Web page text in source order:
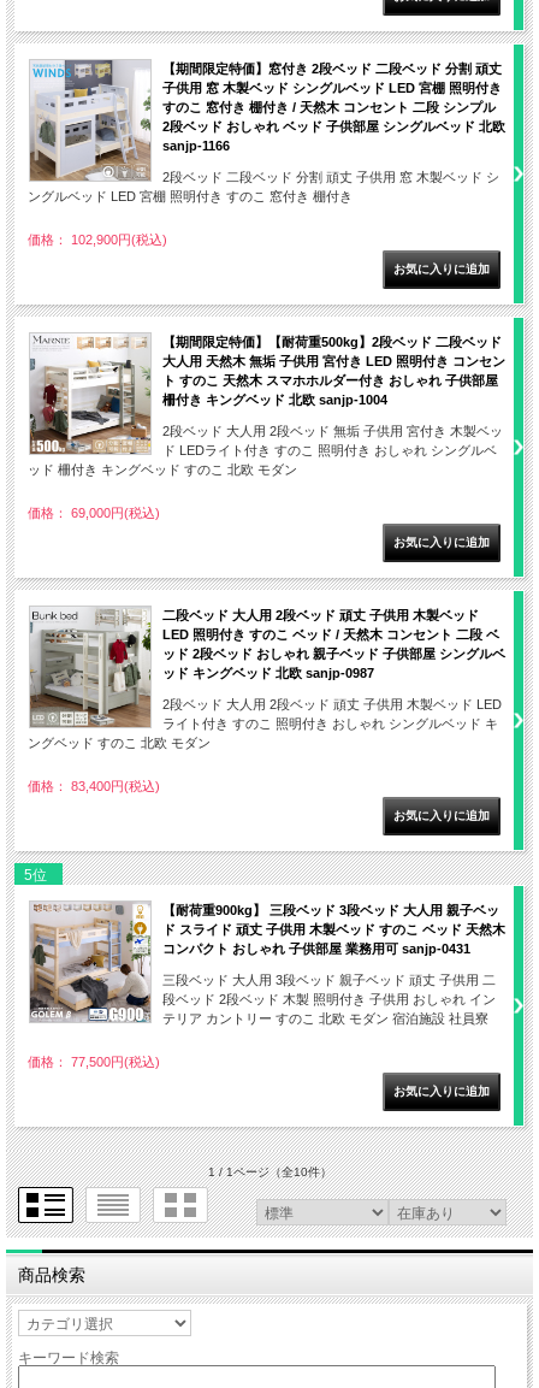
【期間限定特価】窓付き 2段ベッド 二段ベッド 分割 頑丈
子供用 窓 木製ベッド シングルベッド LED 宮棚 照明付き
すのこ 窓付き 棚付き / 天然木 コンセント 二段 シンプル
2段ベッド おしゃれ ベッド 子供部屋 シングルベッド 北欧
sanjp-1166
2段ベッド 二段ベッド 分割 頑丈 子供用 窓 木製ベッド シ
ングルベッド LED 宮棚 照明付き すのこ 窓付き 棚付き
価格： 102,900円(税込)
【期間限定特価】【耐荷重500kg】2段ベッド 二段ベッド
大人用 天然木 無垢 子供用 宮付き LED 照明付き コンセン
ト すのこ 天然木 スマホホルダー付き おしゃれ 子供部屋
柵付き キングベッド 北欧 sanjp-1004
2段ベッド 大人用 2段ベッド 無垢 子供用 宮付き 木製ベッ
ド LEDライト付き すのこ 照明付き おしゃれ シングルベ
ッド 柵付き キングベッド すのこ 北欧 モダン
価格： 69,000円(税込)
二段ベッド 大人用 2段ベッド 頑丈 子供用 木製ベッド
LED 照明付き すのこ ベッド / 天然木 コンセント 二段 ベ
ッド 2段ベッド おしゃれ 親子ベッド 子供部屋 シングルベ
ッド キングベッド 北欧 sanjp-0987
2段ベッド 大人用 2段ベッド 頑丈 子供用 木製ベッド LED
ライト付き すのこ 照明付き おしゃれ シングルベッド キ
ングベッド すのこ 北欧 モダン
価格： 83,400円(税込)
5位
【耐荷重900kg】 三段ベッド 3段ベッド 大人用 親子ベッ
ド スライド 頑丈 子供用 木製ベッド すのこ ベッド 天然木
コンパクト おしゃれ 子供部屋 業務用可 sanjp-0431
三段ベッド 大人用 3段ベッド 親子ベッド 頑丈 子供用 二
段ベッド 2段ベッド 木製 照明付き 子供用 おしゃれ イン
テリア カントリー すのこ 北欧 モダン 宿泊施設 社員寮
価格： 77,500円(税込)
1 / 1ページ（全10件）
商品検索
キーワード検索